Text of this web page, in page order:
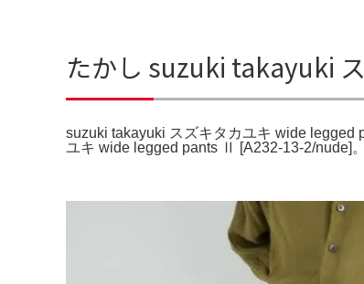
たかし suzuki takayuki
suzuki takayuki スズキタカユキ wide
ユキ wide legged pants Ⅱ [A232-13-2/nude]